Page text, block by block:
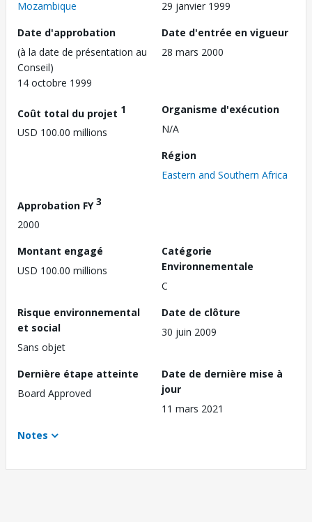
Mozambique
29 janvier 1999
Date d'approbation
(à la date de présentation au
Conseil)
14 octobre 1999
Date d'entrée en vigueur
28 mars 2000
Coût total du projet 1
USD 100.00 millions
Organisme d'exécution
N/A
Région
Eastern and Southern Africa
Approbation FY3
2000
Montant engagé
USD 100.00 millions
Catégorie
Environnementale
C
Risque environnemental
et social
Sans objet
Date de clôture
30 juin 2009
Dernière étape atteinte
Board Approved
Date de dernière mise à
jour
11 mars 2021
Notes